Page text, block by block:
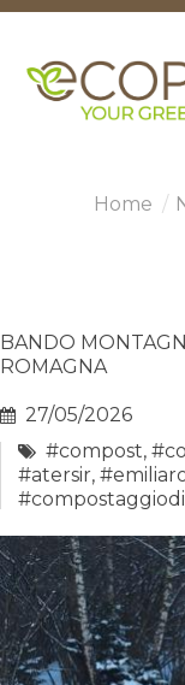
BANDO
ROMAGNA
27/05/2026
#compost,
#atersir,